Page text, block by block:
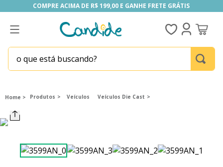
COMPRE ACIMA DE R$ 199,00 E GANHE FRETE GRÁTIS
COMPRE ACIMA DE R$ 199,00 E GANHE FRETE GRÁTIS
o que está buscando?
Produtos Veículos Veículos Die Cast
4º